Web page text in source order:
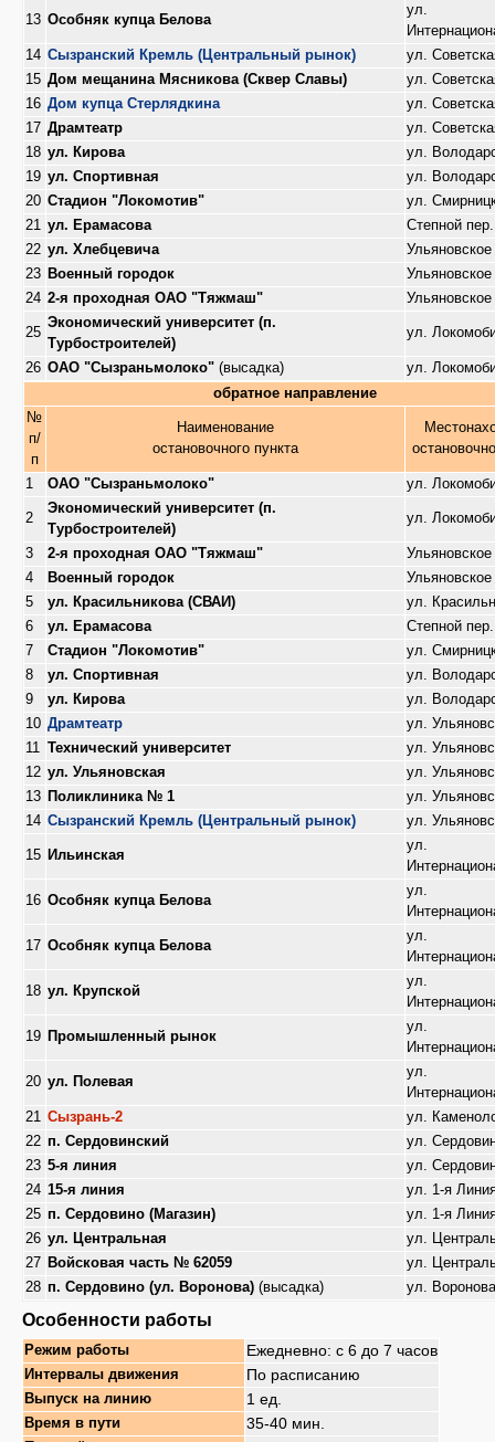
13 Особняк купца Белова
ул.
14 Сызранский Кремль (Центральный рынок)
ул.
15 Дом мещанина Мясникова (Сквер Славы)
ул.
16 Дом купца Стерлядкина
ул.
17 Драмтеатр
ул.
18 ул. Кирова
ул.
19 ул. Спортивная
ул.
20 Стадион "Локомотив"
ул.
21
ул. Ерамасова
Степной пер.
22 ул. Хлебцевича
23 Военный городок
24 2-я проходная ОАО "Тяжмаш"
25
Экономический университет (п.
Турбостроителей)
ул.
26 ОАО "Сызраньмолоко" (высадка)
ул.
обратное направление
№
п/
п
Наименование
остановочного пункта
1 ОАО "Сызраньмолоко" ул.
2
Экономический университет (п.
Турбостроителей)
ул.
3 2-я проходная ОАО "Тяжмаш"
4
Военный городок
5
ул. Красильникова (СВАИ)
ул.
6
ул. Ерамасова
Степной пер.
7
Стадион "Локомотив"
ул.
8
ул. Спортивная
ул.
9
ул. Кирова
ул.
10 Драмтеатр
ул.
11
Технический университет
ул.
12 ул. Ульяновская
ул.
13 Поликлиника № 1
ул.
14 Сызранский Кремль (Центральный рынок) ул.
15 Ильинская
ул.
16 Особняк купца Белова
ул.
17 Особняк купца Белова
ул.
18 ул. Крупской
ул.
19 Промышленный рынок
ул.
20 ул. Полевая
ул.
21
Сызрань-2
ул.
22 п. Сердовинский
ул.
23 5-я линия
ул.
24 15-я линия
ул. 1-я
25 п. Сердовино (Магазин)
ул. 1-я
26 ул. Центральная
ул.
27 Войсковая часть № 62059
ул.
28 п. Сердовино (ул. Воронова) (высадка) ул. Воронова
Особенности работы
Режим работы Ежедневно: с 6 до 7 часов
Интервалы движения По расписанию
Выпуск на линию 1 ед.
Время в пути 35-40 мин.